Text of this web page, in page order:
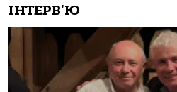
ІНТЕРВ'Ю